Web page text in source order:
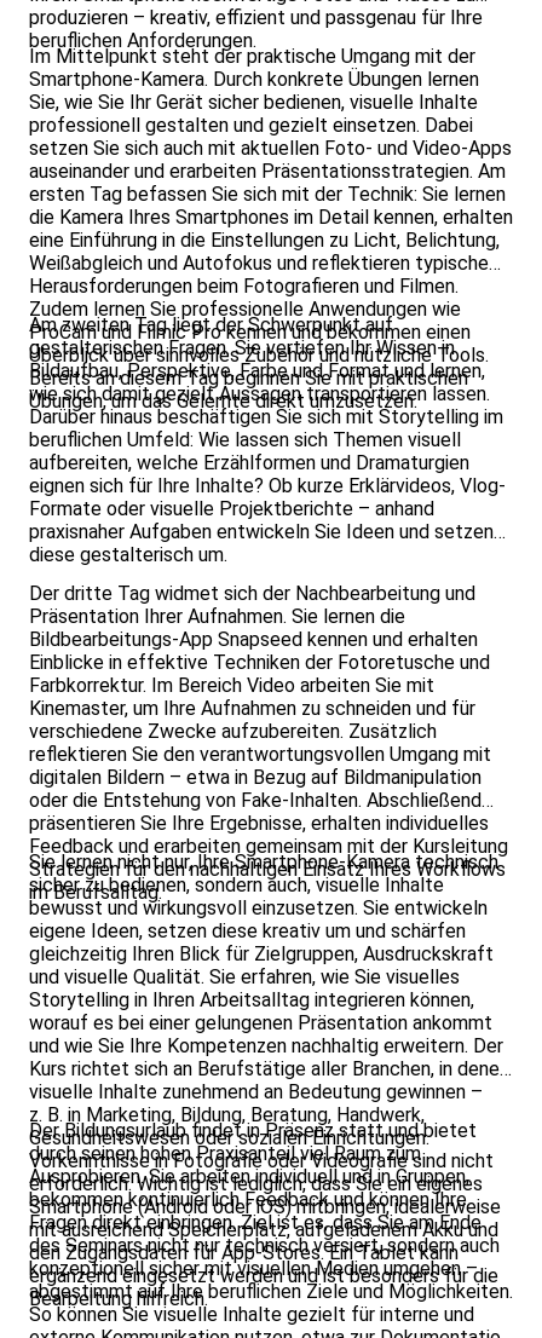
produzieren – kreativ, effizient und passgenau für Ihre
beruflichen Anforderungen.
Im Mittelpunkt steht der praktische Umgang mit der
Smartphone-Kamera. Durch konkrete Übungen lernen
Sie, wie Sie Ihr Gerät sicher bedienen, visuelle Inhalte
professionell gestalten und gezielt einsetzen. Dabei
setzen Sie sich auch mit aktuellen Foto- und Video-Apps
auseinander und erarbeiten Präsentationsstrategien. Am
ersten Tag befassen Sie sich mit der Technik: Sie lernen
die Kamera Ihres Smartphones im Detail kennen, erhalten
eine Einführung in die Einstellungen zu Licht, Belichtung,
Weißabgleich und Autofokus und reflektieren typische
Herausforderungen beim Fotografieren und Filmen.
Zudem lernen Sie professionelle Anwendungen wie
ProCam und Filmic Pro kennen und bekommen einen
Überblick über sinnvolles Zubehör und nützliche Tools.
Bereits an diesem Tag beginnen Sie mit praktischen
Übungen, um das Gelernte direkt umzusetzen.
Am zweiten Tag liegt der Schwerpunkt auf
gestalterischen Fragen. Sie vertiefen Ihr Wissen in
Bildaufbau, Perspektive, Farbe und Format und lernen,
wie sich damit gezielt Aussagen transportieren lassen.
Darüber hinaus beschäftigen Sie sich mit Storytelling im
beruflichen Umfeld: Wie lassen sich Themen visuell
aufbereiten, welche Erzählformen und Dramaturgien
eignen sich für Ihre Inhalte? Ob kurze Erklärvideos, Vlog-
Formate oder visuelle Projektberichte – anhand
praxisnaher Aufgaben entwickeln Sie Ideen und setzen
diese gestalterisch um.
Der dritte Tag widmet sich der Nachbearbeitung und
Präsentation Ihrer Aufnahmen. Sie lernen die
Bildbearbeitungs-App Snapseed kennen und erhalten
Einblicke in effektive Techniken der Fotoretusche und
Farbkorrektur. Im Bereich Video arbeiten Sie mit
Kinemaster, um Ihre Aufnahmen zu schneiden und für
verschiedene Zwecke aufzubereiten. Zusätzlich
reflektieren Sie den verantwortungsvollen Umgang mit
digitalen Bildern – etwa in Bezug auf Bildmanipulation
oder die Entstehung von Fake-Inhalten. Abschließend
präsentieren Sie Ihre Ergebnisse, erhalten individuelles
Feedback und erarbeiten gemeinsam mit der Kursleitung
Strategien für den nachhaltigen Einsatz Ihres Workflows
im Berufsalltag.
Sie lernen nicht nur, Ihre Smartphone-Kamera technisch
sicher zu bedienen, sondern auch, visuelle Inhalte
bewusst und wirkungsvoll einzusetzen. Sie entwickeln
eigene Ideen, setzen diese kreativ um und schärfen
gleichzeitig Ihren Blick für Zielgruppen, Ausdruckskraft
und visuelle Qualität. Sie erfahren, wie Sie visuelles
Storytelling in Ihren Arbeitsalltag integrieren können,
worauf es bei einer gelungenen Präsentation ankommt
und wie Sie Ihre Kompetenzen nachhaltig erweitern. Der
Kurs richtet sich an Berufstätige aller Branchen, in denen
visuelle Inhalte zunehmend an Bedeutung gewinnen –
z. B. in Marketing, Bildung, Beratung, Handwerk,
Gesundheitswesen oder sozialen Einrichtungen.
Vorkenntnisse in Fotografie oder Videografie sind nicht
erforderlich. Wichtig ist lediglich, dass Sie ein eigenes
Smartphone (Android oder iOS) mitbringen, idealerweise
mit ausreichend Speicherplatz, aufgeladenem Akku und
den Zugangsdaten für App-Stores. Ein Tablet kann
ergänzend eingesetzt werden und ist besonders für die
Bearbeitung hilfreich.
Der Bildungsurlaub findet in Präsenz statt und bietet
durch seinen hohen Praxisanteil viel Raum zum
Ausprobieren. Sie arbeiten individuell und in Gruppen,
bekommen kontinuierlich Feedback und können Ihre
Fragen direkt einbringen. Ziel ist es, dass Sie am Ende
des Seminars nicht nur technisch versiert, sondern auch
konzeptionell sicher mit visuellen Medien umgehen –
abgestimmt auf Ihre beruflichen Ziele und Möglichkeiten.
So können Sie visuelle Inhalte gezielt für interne und